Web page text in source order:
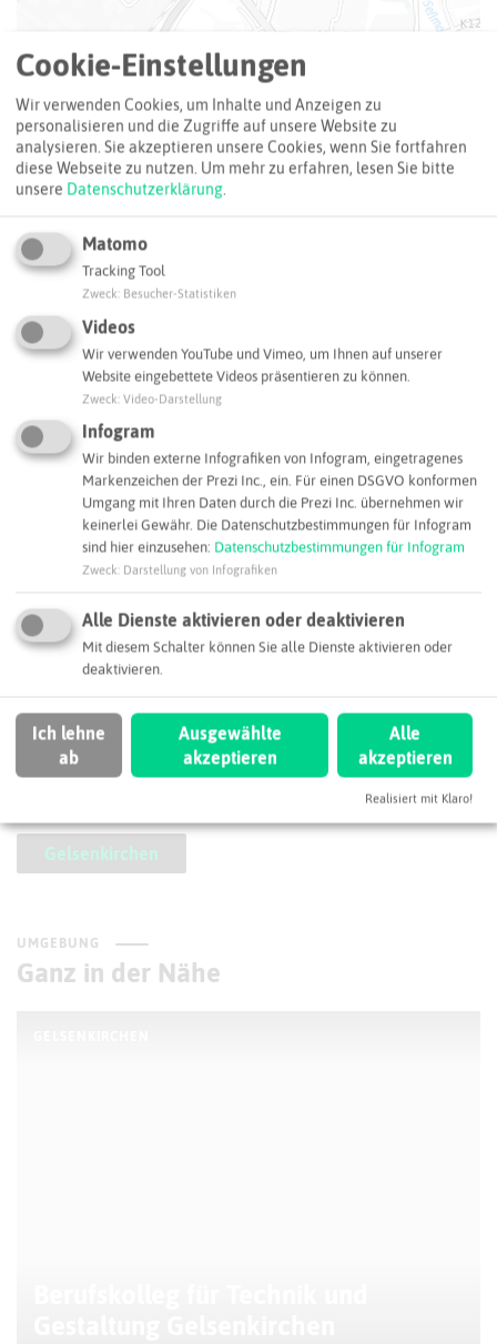
Adresse:
Optima Dämmstoffe GmbH & Co. KG
Scheuten-Solar-Straße 4
45881 Gelsenkirchen
Webseite
So ordnen wir dieses Unternehmen ein
Gelsenkirchen
UMGEBUNG
Ganz in der Nähe
Cookie-Einstellungen
Wir verwenden Cookies, um Inhalte und Anzeigen zu
personalisieren und die Zugriffe auf unsere Website zu
analysieren. Sie akzeptieren unsere Cookies, wenn Sie fortfahren
diese Webseite zu nutzen. Um mehr zu erfahren, lesen Sie bitte
unsere Datenschutzerklärung.
Matomo
Tracking Tool
Zweck Besucher-Statistiken
Videos
Wir verwenden YouTube und Vimeo, um Ihnen auf unserer
Website eingebettete Videos präsentieren zu können.
Zweck Video-Darstellung
Infogram
Wir binden externe Infografiken von Infogram, eingetragenes
Markenzeichen der Prezi Inc., ein. Für einen DSGVO konformen
Umgang mit Ihren Daten durch die Prezi Inc. übernehmen wir
keinerlei Gewähr. Die Datenschutzbestimmungen für Infogram
sind hier einzusehen: Datenschutzbestimmungen für Infogram
Zweck Darstellung von Infografiken
Alle Dienste aktivieren oder deaktivieren
Mit diesem Schalter können Sie alle Dienste aktivieren oder
deaktivieren.
Ich lehne
ab
Ausgewählte
akzeptieren
Alle
akzeptieren
Realisiert mit Klaro!